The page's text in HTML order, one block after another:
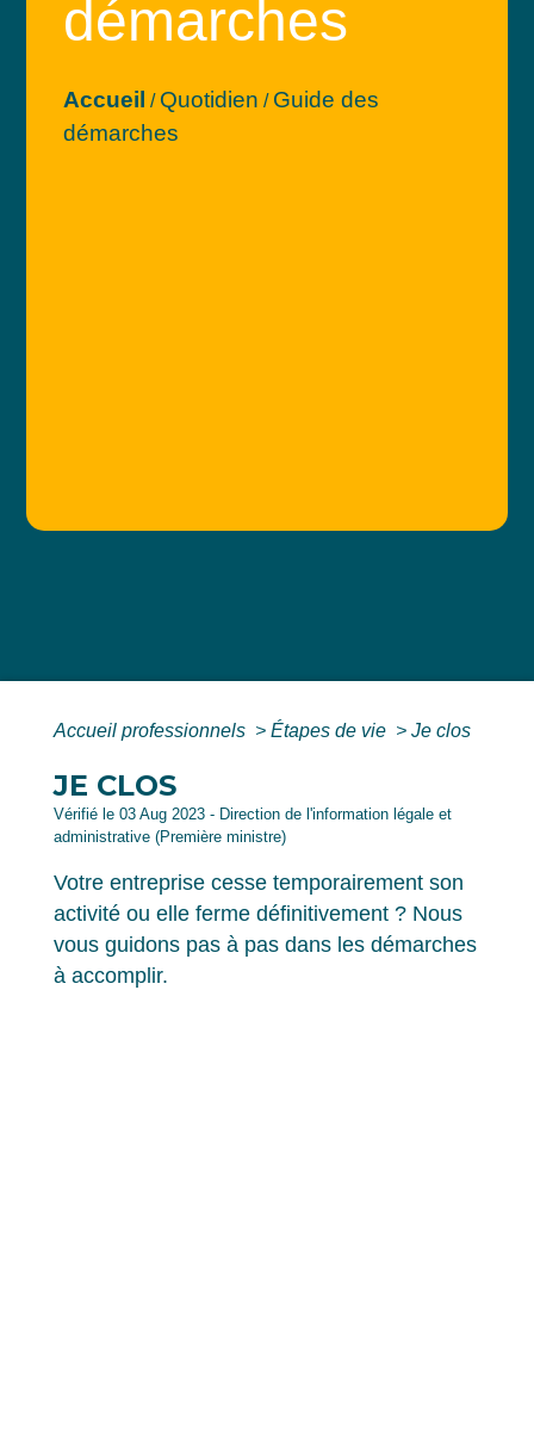
démarches
Accueil / Quotidien / Guide des
démarches
Accueil professionnels > Étapes de vie > Je clos
JE CLOS
Vérifié le 03 Aug 2023 - Direction de l'information légale et
administrative (Première ministre)
Votre entreprise cesse temporairement son
activité ou elle ferme définitivement ? Nous
vous guidons pas à pas dans les démarches
à accomplir.